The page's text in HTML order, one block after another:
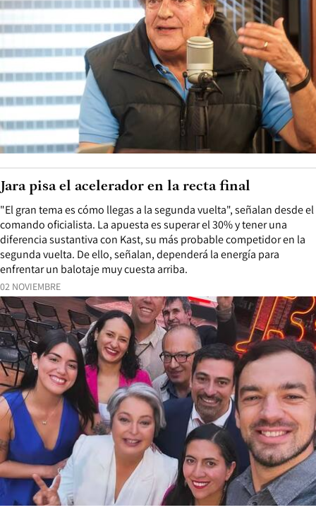
02 NOVIEMBRE
"El gran tema es cómo llegas a la segunda vuelta", señalan desde el
comando oficialista. La apuesta es superar el 30% y tener una
diferencia sustantiva con Kast, su más probable competidor en la
segunda vuelta. De ello, señalan, dependerá la energía para
enfrentar un balotaje muy cuesta arriba.
Jara pisa el acelerador en la recta final